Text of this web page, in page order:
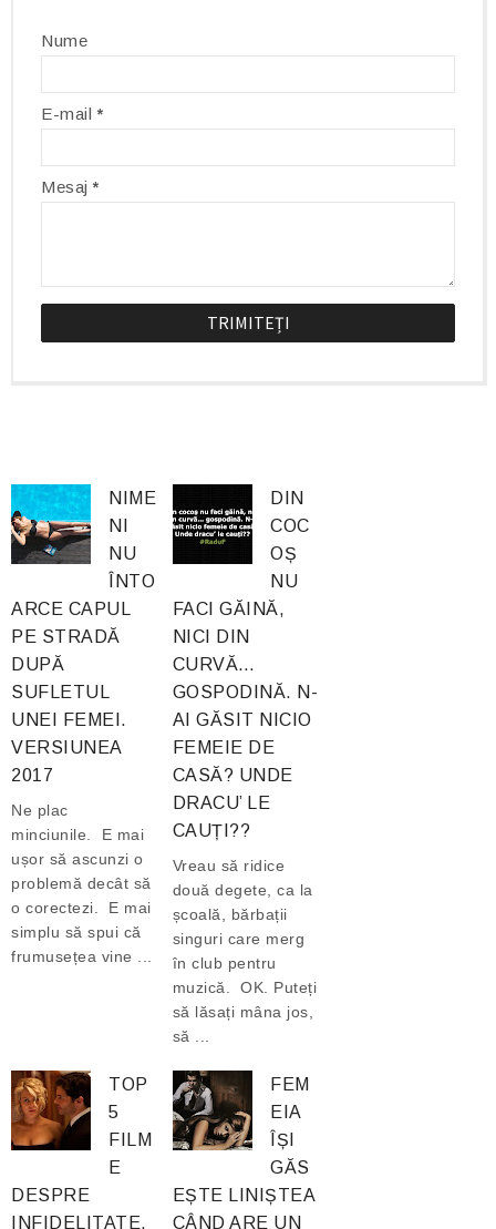
Nume
E-mail*
Mesaj*
NIME
NI
NU
ÎNTO
ARCE CAPUL
PE STRADĂ
DUPĂ
SUFLETUL
UNEI FEMEI.
VERSIUNEA
2017
Ne plac
minciunile. E mai
ușor să ascunzi o
problemă decât să
o corectezi. E mai
simplu să spui că
frumusețea vine ...
DIN
COC
OȘ
NU
FACI GĂINĂ,
NICI DIN
CURVĂ…
GOSPODINĂ. N-
AI GĂSIT NICIO
FEMEIE DE
CASĂ? UNDE
DRACU’ LE
CAUȚI??
Vreau să ridice
două degete, ca la
școală, bărbații
singuri care merg
în club pentru
muzică. OK. Puteți
să lăsați mâna jos,
să ...
TOP
5
FILM
E
DESPRE
INFIDELITATE.
FEM
EIA
ÎȘI
GĂS
EȘTE LINIȘTEA
CÂND ARE UN